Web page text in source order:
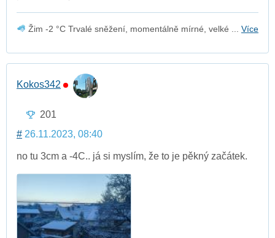
Žim -2 °C Trvalé sněžení, momentálně mírné, velké ... Více
Kokos342
201
# 26.11.2023, 08:40
no tu 3cm a -4C.. já si myslím, že to je pěkný začátek.